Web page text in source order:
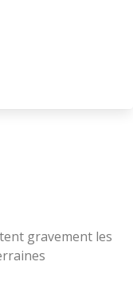
gravement les